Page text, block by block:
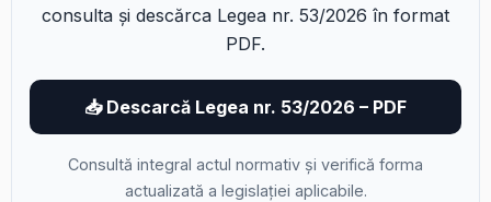
consulta și descărca Legea nr. 53/2026 în format
PDF.
📥 Descarcă Legea nr. 53/2026 – PDF
Consultă integral actul normativ și verifică forma
actualizată a legislației aplicabile.